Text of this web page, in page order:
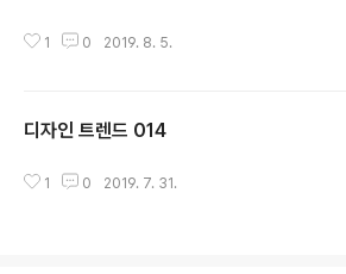
1 0 2019. 8. 5.
디자인 트렌드 014
1 0 2019. 7. 31.